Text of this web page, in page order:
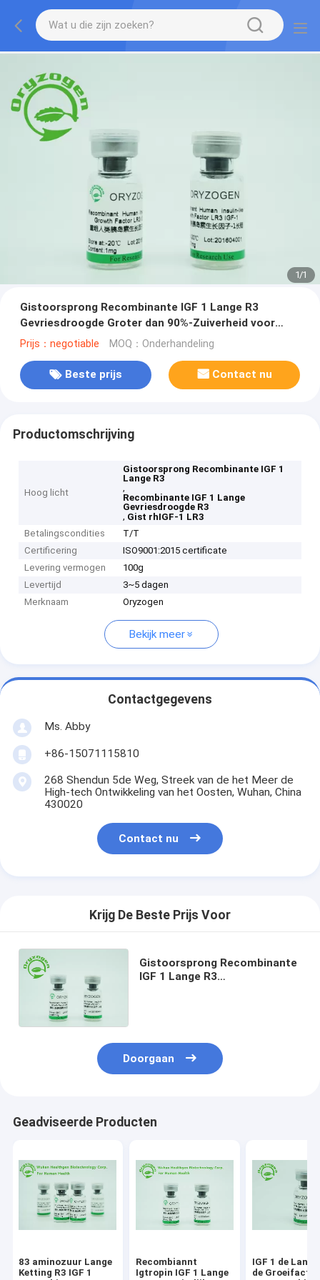
1/1
Gistoorsprong Recombinante IGF 1 Lange R3
Gevriesdroogde Groter dan 90%-Zuiverheid voor
Serum - Vrij Middel
Prijs：negotiable MOQ：Onderhandeling
Beste prijs Contact nu
Productomschrijving
Hoog licht
Gistoorsprong Recombinante IGF 1
Lange R3
,
Recombinante IGF 1 Lange
Gevriesdroogde R3
, Gist rhIGF-1 LR3
Betalingscondities
T/T
Certificering
ISO9001:2015 certificate
Levering vermogen
100g
Levertijd
3~5 dagen
Merknaam
Oryzogen
Bekijk meer
Contactgegevens
Ms. Abby
+86-15071115810
268 Shendun 5de Weg, Streek van de het Meer de
High-tech Ontwikkeling van het Oosten, Wuhan, China
430020
Contact nu
Krijg De Beste Prijs Voor
Gistoorsprong Recombinante
IGF 1 Lange R3
Doorgaan
Geadviseerde Producten
83 aminozuur Lange
Ketting R3 IGF 1
Recombiannt
Igtropin IGF 1 Lange
IGF 1 de
de